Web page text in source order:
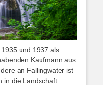
und 1937 als
Kaufmann aus
an Fallingwater ist
in die Landschaft